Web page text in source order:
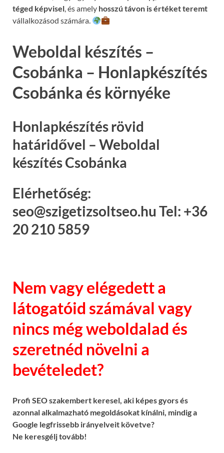
téged képvisel, és amely hosszú távon is értéket teremt
vállalkozásod számára.
Weboldal készítés –
Csobánka – Honlapkészítés
Csobánka és környéke
Honlapkészítés rövid
határidővel – Weboldal
készítés Csobánka
Elérhetőség:
seo@szigetizsoltseo.hu Tel: +36
20 210 5859
Nem vagy elégedett a
látogatóid számával vagy
nincs még weboldalad és
szeretnéd növelni a
bevételedet?
Profi SEO szakembert keresel, aki képes gyors és
azonnal alkalmazható megoldásokat kínálni, mindig a
Google legfrissebb irányelveit követve?
Ne keresgélj tovább!